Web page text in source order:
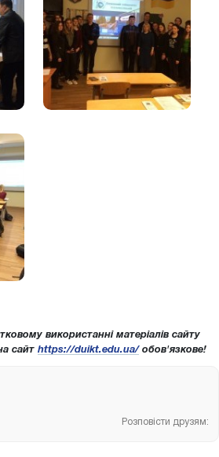
використанні матеріалів сайту
сайт https://duikt.edu.ua/обов'язкове!
Розповісти друзям: